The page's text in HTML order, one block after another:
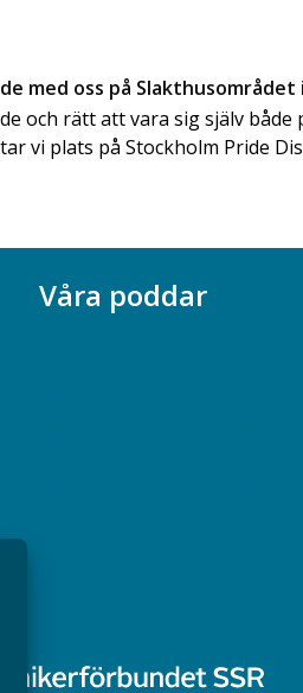
med oss på Slakthusområdet
och rätt att vara sig själv
vi plats på Stockholm Pride
Våra poddar